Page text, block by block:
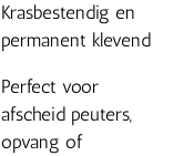
Krasbestendig en
permanent klevend
Perfect voor
afscheid peuters,
opvang of